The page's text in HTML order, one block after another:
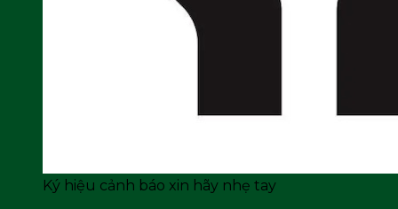
Ký hiệu cảnh báo xin hãy nhẹ tay